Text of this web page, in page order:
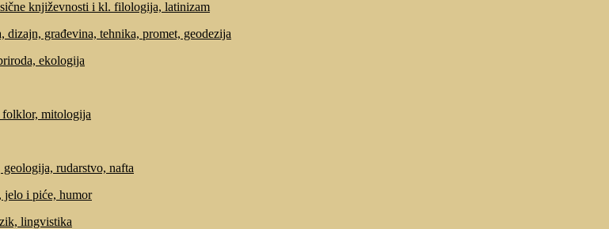
književnosti i kl. filologija, latinizam
dizajn, građevina, tehnika, promet, geodezija
ekologija
mitologija
rudarstvo, nafta
jelo i piće, humor
lingvistika